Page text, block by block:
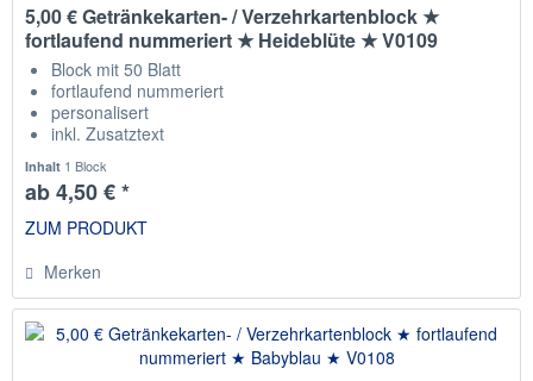
5,00 € Getränkekarten- / Verzehrkartenblock ★
fortlaufend nummeriert ★ Heideblüte ★ V0109
Block mit 50 Blatt
fortlaufend nummeriert
personalisert
inkl. Zusatztext
Inhalt 1 Block
ab 4,50 € *
ZUM PRODUKT
Merken